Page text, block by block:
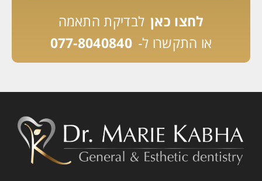
לחצו כאן לבדיקת התאמה
או התקשרו ל- 077-8040840